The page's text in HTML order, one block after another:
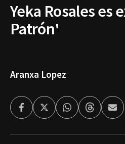
Yeka Rosales es
Patrón'
Aranxa Lopez
FacebookTwitterWhatsappThreads
por